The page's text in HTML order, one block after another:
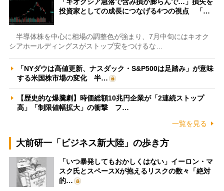
投資家としての成長につなげる4つの視点 「…
半導体株を中心に相場の調整色が強まり、7月中旬にはキオク
シアホールディングスがストップ安をつけるな…
「NYダウは高値更新、ナスダック・S&P500は足踏み」が意味
する米国株市場の変化 半…
【歴史的な爆騰劇】時価総額10兆円企業が「2連続ストップ
高」「制限値幅拡大」の衝撃 フ…
一覧を見る
大前研一「ビジネス新大陸」の歩き方
「いつ暴発してもおかしくはない」イーロン・マ
スク氏とスペースXが抱えるリスクの数々「絶対
的…